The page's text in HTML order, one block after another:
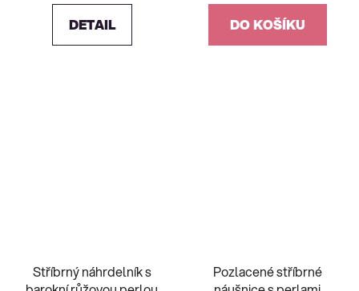
DETAIL DO KOŠÍKU
Stříbrný náhrdelník s
Pozlacené stříbrné